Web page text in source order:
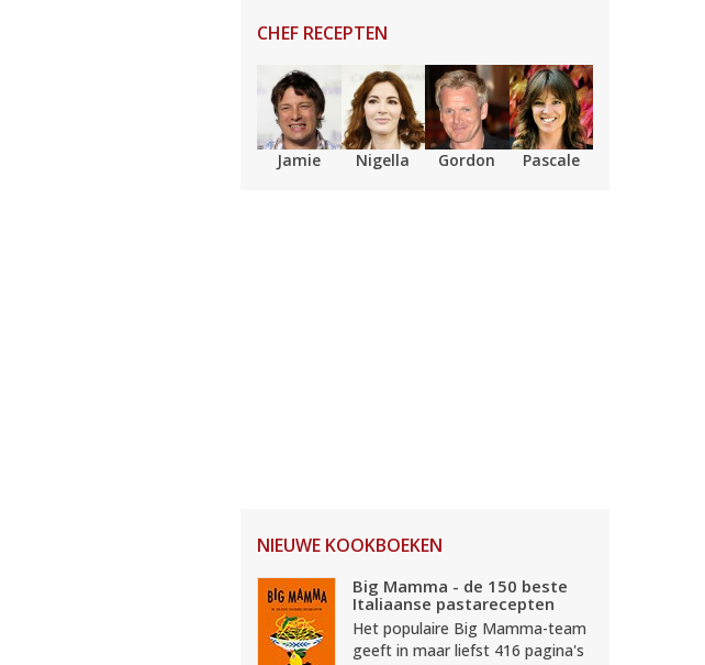
CHEF RECEPTEN
Jamie Nigella Gordon Pascale
NIEUWE KOOKBOEKEN
Big Mamma - de 150 beste
Italiaanse pastarecepten
Het populaire Big Mamma-team
geeft in maar liefst 416 pagina's